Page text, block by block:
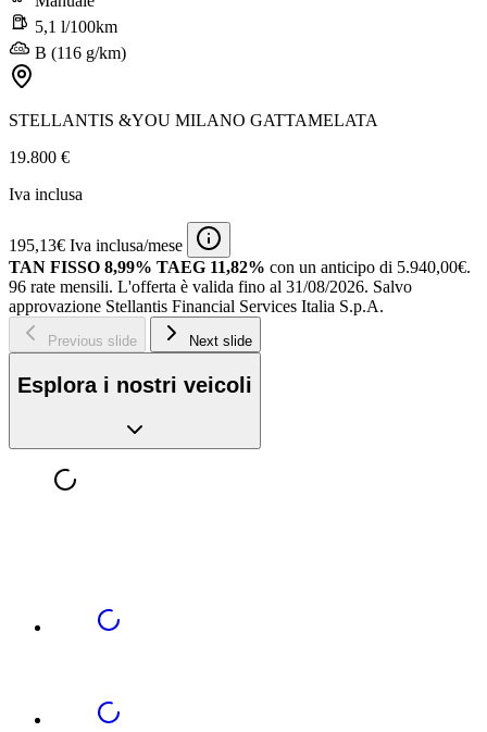
5,1 l/100km
B (116 g/km)
STELLANTIS &YOU MILANO GATTAMELATA
19.800 €
Iva inclusa
195,13€ Iva inclusa/mese
TAN FISSO 8,99% TAEG 11,82% con un anticipo di 5.940,00€.
96 rate mensili. L'offerta è valida fino al 31/08/2026. Salvo
approvazione Stellantis Financial Services Italia S.p.A.
Previous slide Next slide
Esplora i nostri veicoli